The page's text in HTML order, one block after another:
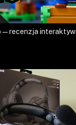
— recenzja